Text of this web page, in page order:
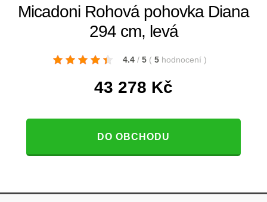
Micadoni Rohová pohovka Diana
294 cm, levá
4.4 / 5 ( 5 hodnocení )
43 278 Kč
DO OBCHODU